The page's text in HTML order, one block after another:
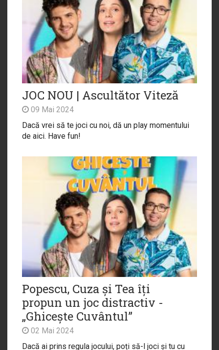
JOC NOU | Ascultător Viteză
09 Mai 2024
Dacă vrei să te joci cu noi, dă un play momentului
de aici. Have fun!
Popescu, Cuza și Tea îți
propun un joc distractiv -
„Ghicește Cuvântul”
02 Mai 2024
Dacă ai prins regula jocului, poți să-l joci și tu cu